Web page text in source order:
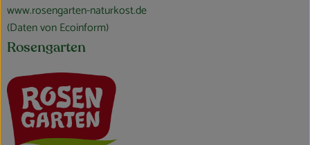
www.rosengarten-naturkost.de
(Daten von Ecoinform)
Rosengarten